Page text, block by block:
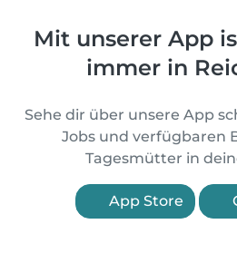
Mit unserer App
immer in
Sehe dir über unsere App
Jobs und verfügbaren
Tagesmütter in
App Store